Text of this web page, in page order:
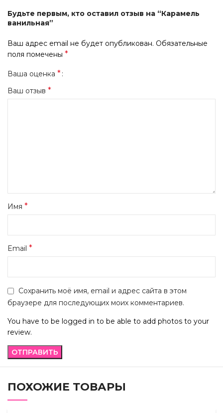
Будьте первым, кто оставил отзыв на “Карамель
ванильная”
Ваш адрес email не будет опубликован. Обязательные
поля помечены *
Ваша оценка *
Ваш отзыв *
Имя *
Email *
Сохранить моё имя, email и адрес сайта в этом
браузере для последующих моих комментариев.
You have to be logged in to be able to add photos to your
review.
ПОХОЖИЕ ТОВАРЫ